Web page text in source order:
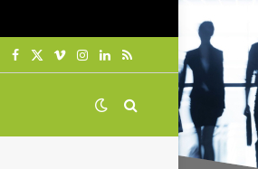
Facebook
X
VimeoInstagram
LinkedIn
RSS